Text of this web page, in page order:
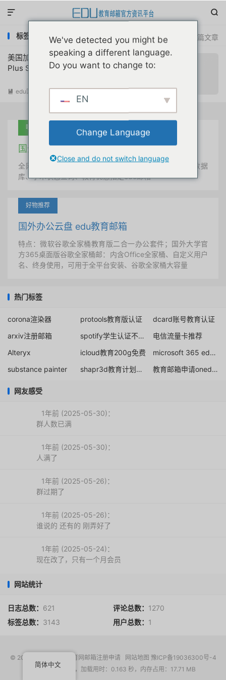


共 1 篇文章
标签：Chatgpt plus大学生免费
美国加拿大高校在校学生免费获取Chatgpt
Plus Student两个月学生优惠教程
 edu国外优惠 阅读(15044)
吐血推荐
国外学术美国 edu教育邮箱
全网唯一首发、自定义用户名、终身使用、学术文献数据
库、学术状态查询、教育优惠指定edu邮箱
好物推荐
国外办公云盘 edu教育邮箱
特点：微软谷歌全家桶教育版二合一办公套件；国外大学官
方365桌面版谷歌全家桶邮：内含Office全家桶、自定义用户
名、终身使用，可用于全平台安装、谷歌全家桶大容量
热门标签
corona渲染器 protools教育版认证
dcard账号教育认证
arxiv注册邮箱
spotify学生认证不成功解决办法教程
电信流量卡推荐
Alteryx
icloud教育200g免费
microsoft 365 education a5购买
substance painter
shapr3d教育计划重组解决办法 教育邮箱申请onedrive
网友感受
1年前 (2025-05-30)：
群人数已满
1年前 (2025-05-30)：
人满了
1年前 (2025-05-26)：
群过期了
1年前 (2025-05-26)：
谁说的 还有的 刚弄好了
1年前 (2025-05-24)：
现在改了，只有一个月会员
网站统计
日志总数： 621 评论总数： 1270
标签总数： 3143 用户总数： 1
© 2017-2026 EDU教育网邮箱注册申请 网站地图 豫ICP备19036300号-4
请求次数：17 次，加载用时：0.163 秒，内存占用：17.71 MB
简体中文
We've detected you might be
speaking a different language.
Do you want to change to:
EN
Change Language
Close and do not switch language